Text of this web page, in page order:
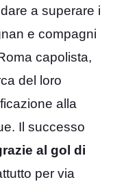
a superare i
e compagni
capolista,
del loro
alla
Il successo
al gol di
per via